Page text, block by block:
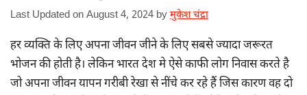
Last Updated on August 4, 2024 by मुकेश चंद्रा
हर व्यक्ति के लिए अपना जीवन जीने के लिए सबसे ज्यादा जरूरत
भोजन की होती है। लेकिन भारत देश मे ऐसे काफी लोग निवास करते है
जो अपना जीवन यापन गरीबी रेखा से नींचे कर रहे हैं जिस कारण वह दो